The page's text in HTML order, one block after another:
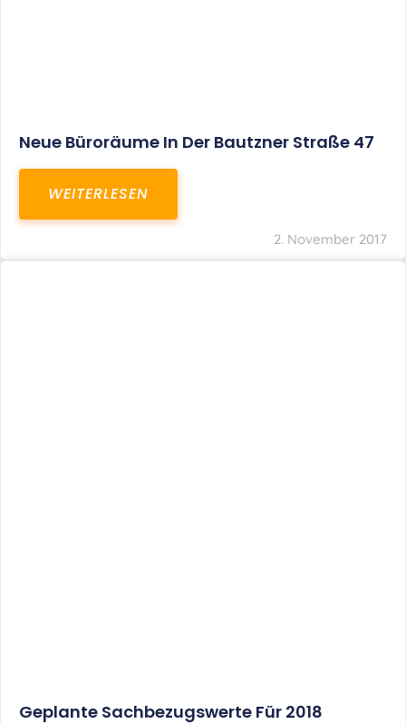
Neue Büroräume In Der Bautzner Straße 47
WEITERLESEN
2. November 2017
Geplante Sachbezugswerte Für 2018